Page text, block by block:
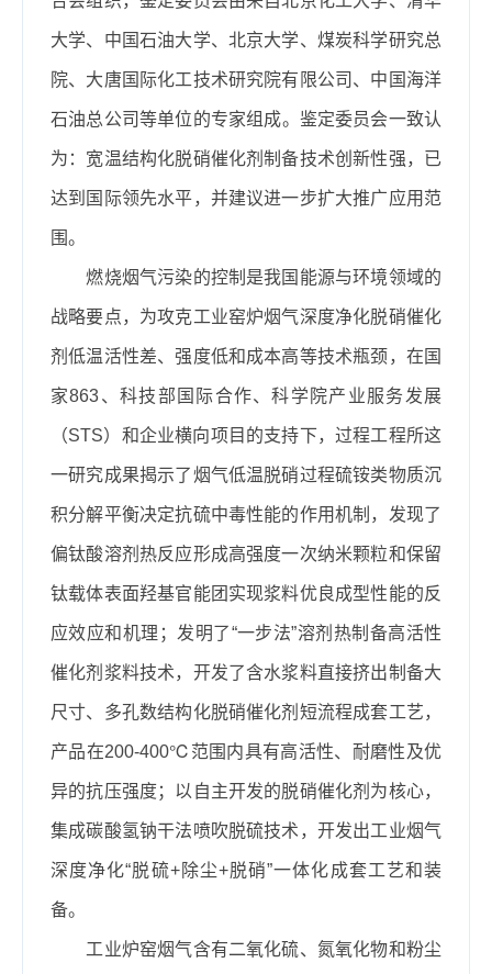
大学、中国石油大学、北京大学、煤炭科学研究总
院、大唐国际化工技术研究院有限公司、中国海洋
石油总公司等单位的专家组成。 鉴定委员会一致认
为：宽温结构化脱硝催化剂制备技术创新性强， 已
达到国际领先水平，并建议进一步扩大推广应用范
围。
燃烧烟气污染的控制是我国能源与环境领域的
战略要点，为攻克工业窑炉烟气深度净化脱硝催化
剂低温活性差、强度低和成本高等技术瓶颈， 在国
家863、科技部国际合作、科学院产业服务发展
（STS）和企业横向项目 的支持下，过程工程所这
一研究成果揭示了烟气低温脱硝过程硫铵类物质沉
积分解平衡决定抗硫中毒性能的作用机制，发现了
偏钛酸溶剂热反应形成高强度一次纳米颗粒和保留
钛载体表面羟基官能团实现浆料优良成型性能的反
应效应和机理；发明了“一步法”溶剂热制备高活性
催化剂浆料技术，开发了含水浆料直接挤出制备大
尺寸、多孔数结构化脱硝催化剂短流程成套工艺，
产品在200-400℃范围内具有高活性、耐磨性及优
异的抗压强度；以自主开发的脱硝催化剂为核心，
集成碳酸氢钠干法喷吹脱硫技术，开发出工业烟气
深度净化“脱硫+除尘+脱硝”一体化成套工艺和装
备。
工业炉窑烟气含有二氧化硫、氮氧化物和粉尘